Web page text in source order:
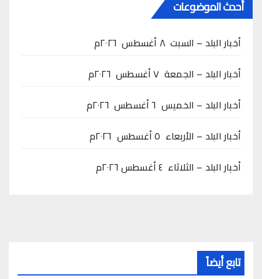
أحدث الموضوعات
أخبار البلد – السبت ٨ أغسطس ٢٠٢٦م
أخبار البلد – الجمعة ٧ أغسطس ٢٠٢٦م
أخبار البلد – الخميس ٦ أغسطس ٢٠٢٦م
أخبار البلد – الأربعاء ٥ أغسطس ٢٠٢٦م
أخبار البلد – الثلاثاء ٤ أغسطس ٢٠٢٦م
تابع أيضاً